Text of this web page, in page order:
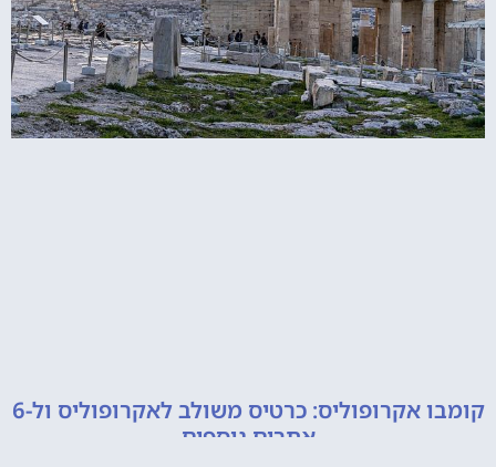
קומבו אקרופוליס: כרטיס משולב לאקרופוליס ול-6
אתרים נוספים